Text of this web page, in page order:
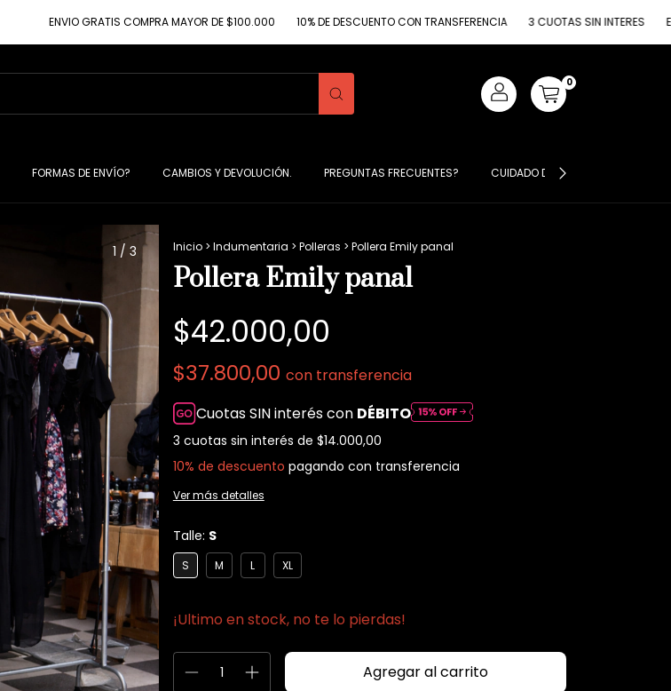
ENVIO GRATIS COMPRA MAYOR DE $100.000 10% DE DESCUENTO CON TRANSFERENCIA 3 CUOTAS SIN INTERES ENVIO
0
FORMAS DE ENVÍO? CAMBIOS Y DEVOLUCIÓN. PREGUNTAS FRECUENTES? CUIDADO DE MIS PRENDAS ?
1 / 3 Inicio > Indumentaria > Polleras > Pollera Emily panal
Pollera Emily panal
$42.000,00
$37.800,00 con transferencia
Cuotas SIN interés con DÉBITO
3 cuotas sin interés de $14.000,00
10% de descuento pagando con transferencia
Ver más detalles
Talle: S
S M L XL
¡Ultimo en stock, no te lo pierdas!